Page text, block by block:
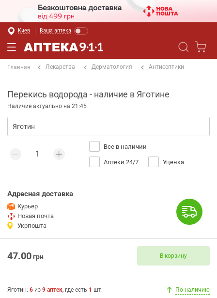
Киев Ваша аптека
Главная Лекарства Дерматология Антисептики
Перекись водорода - наличие в Яготине
Наличие актуально на 21:45
Все в наличии
Аптеки 24/7 Уценка
Адресная доставка
Курьер
Новая почта
Укрпошта
47.00грн В корзину
Яготин: 6 из 9 аптек, где есть 1 шт. По наличию